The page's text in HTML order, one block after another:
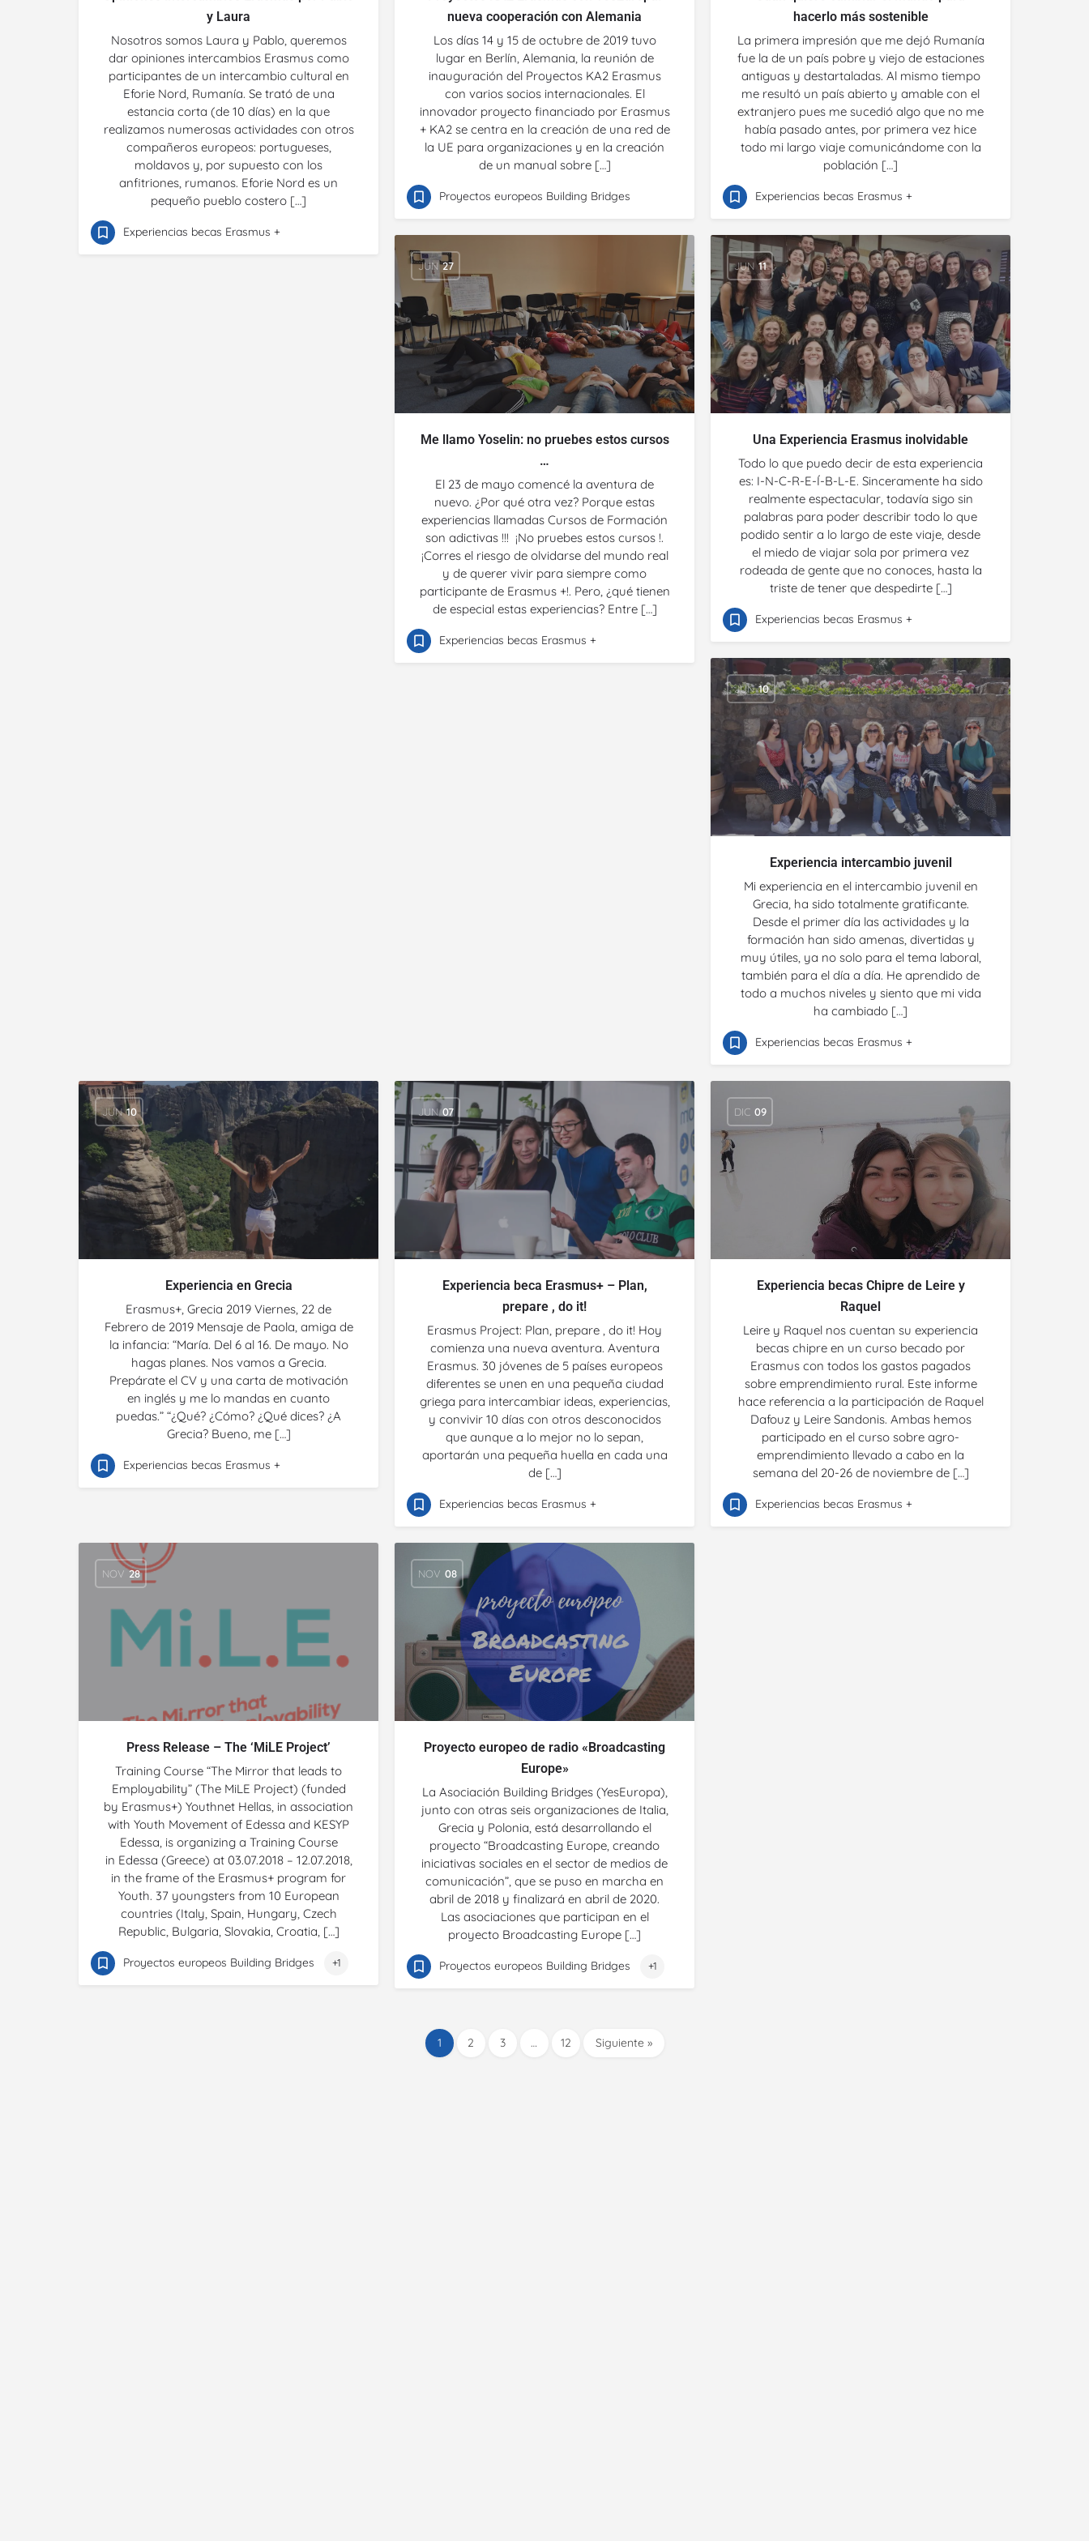
y Laura
Nosotros somos Laura y Pablo, queremos
dar opiniones intercambios Erasmus como
participantes de un intercambio cultural en
Eforie Nord, Rumanía. Se trató de una
estancia corta (de 10 días) en la que
realizamos numerosas actividades con otros
compañeros europeos: portugueses,
moldavos y, por supuesto con los
anfitriones, rumanos. Eforie Nord es un
pequeño pueblo costero […]
Experiencias becas Erasmus +
nueva cooperación con Alemania
Los días 14 y 15 de octubre de 2019 tuvo
lugar en Berlín, Alemania, la reunión de
inauguración del Proyectos KA2 Erasmus
con varios socios internacionales. El
innovador proyecto financiado por Erasmus
+ KA2 se centra en la creación de una red de
la UE para organizaciones y en la creación
de un manual sobre […]
Proyectos europeos Building Bridges
hacerlo más sostenible
La primera impresión que me dejó Rumanía
fue la de un país pobre y viejo de estaciones
antiguas y destartaladas. Al mismo tiempo
me resultó un país abierto y amable con el
extranjero pues me sucedió algo que no me
había pasado antes, por primera vez hice
todo mi largo viaje comunicándome con la
población […]
Experiencias becas Erasmus +
JUN 27
Me llamo Yoselin: no pruebes estos cursos
…
El 23 de mayo comencé la aventura de
nuevo. ¿Por qué otra vez? Porque estas
experiencias llamadas Cursos de Formación
son adictivas !!! ¡No pruebes estos cursos !.
¡Corres el riesgo de olvidarse del mundo real
y de querer vivir para siempre como
participante de Erasmus +!. Pero, ¿qué tienen
de especial estas experiencias? Entre […]
Experiencias becas Erasmus +
JUN 11
Una Experiencia Erasmus inolvidable
Todo lo que puedo decir de esta experiencia
es: I-N-C-R-E-Í-B-L-E. Sinceramente ha sido
realmente espectacular, todavía sigo sin
palabras para poder describir todo lo que
podido sentir a lo largo de este viaje, desde
el miedo de viajar sola por primera vez
rodeada de gente que no conoces, hasta la
triste de tener que despedirte […]
Experiencias becas Erasmus +
JUN 10
Experiencia intercambio juvenil
Mi experiencia en el intercambio juvenil en
Grecia, ha sido totalmente gratificante.
Desde el primer día las actividades y la
formación han sido amenas, divertidas y
muy útiles, ya no solo para el tema laboral,
también para el día a día. He aprendido de
todo a muchos niveles y siento que mi vida
ha cambiado […]
Experiencias becas Erasmus +
JUN 10
Experiencia en Grecia
Erasmus+, Grecia 2019 Viernes, 22 de
Febrero de 2019 Mensaje de Paola, amiga de
la infancia: “María. Del 6 al 16. De mayo. No
hagas planes. Nos vamos a Grecia.
Prepárate el CV y una carta de motivación
en inglés y me lo mandas en cuanto
puedas.” “¿Qué? ¿Cómo? ¿Qué dices? ¿A
Grecia? Bueno, me […]
Experiencias becas Erasmus +
JUN 07
Experiencia beca Erasmus+ – Plan,
prepare , do it!
Erasmus Project: Plan, prepare , do it! Hoy
comienza una nueva aventura. Aventura
Erasmus. 30 jóvenes de 5 países europeos
diferentes se unen en una pequeña ciudad
griega para intercambiar ideas, experiencias,
y convivir 10 días con otros desconocidos
que aunque a lo mejor no lo sepan,
aportarán una pequeña huella en cada una
de […]
Experiencias becas Erasmus +
DIC 09
Experiencia becas Chipre de Leire y
Raquel
Leire y Raquel nos cuentan su experiencia
becas chipre en un curso becado por
Erasmus con todos los gastos pagados
sobre emprendimiento rural. Este informe
hace referencia a la participación de Raquel
Dafouz y Leire Sandonis. Ambas hemos
participado en el curso sobre agro-
emprendimiento llevado a cabo en la
semana del 20-26 de noviembre de […]
Experiencias becas Erasmus +
NOV 28
Press Release – The ‘MiLE Project’
Training Course “The Mirror that leads to
Employability” (The MiLE Project) (funded
by Erasmus+) Youthnet Hellas, in association
with Youth Movement of Edessa and KESYP
Edessa, is organizing a Training Course
in Edessa (Greece) at 03.07.2018 – 12.07.2018,
in the frame of the Erasmus+ program for
Youth. 37 youngsters from 10 European
countries (Italy, Spain, Hungary, Czech
Republic, Bulgaria, Slovakia, Croatia, […]
Proyectos europeos Building Bridges +1
NOV 08
Proyecto europeo de radio «Broadcasting
Europe»
La Asociación Building Bridges (YesEuropa),
junto con otras seis organizaciones de Italia,
Grecia y Polonia, está desarrollando el
proyecto “Broadcasting Europe, creando
iniciativas sociales en el sector de medios de
comunicación”, que se puso en marcha en
abril de 2018 y finalizará en abril de 2020.
Las asociaciones que participan en el
proyecto Broadcasting Europe […]
Proyectos europeos Building Bridges +1
1 2 3 … 12 Siguiente »